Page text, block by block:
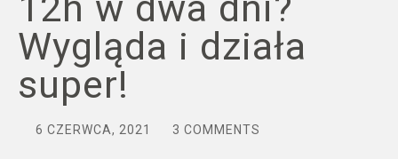
Wygląda i działa
super!
6 CZERWCA, 2021 3 COMMENTS